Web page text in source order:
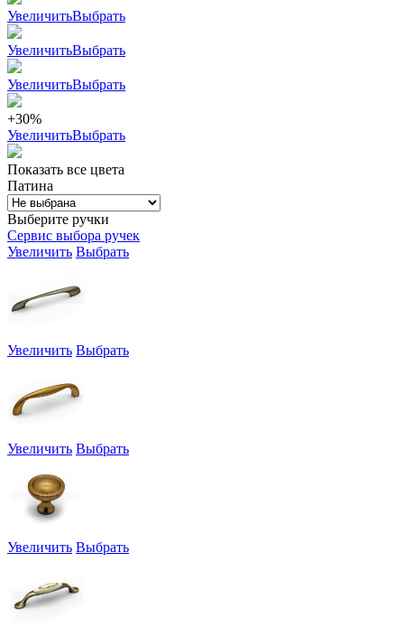
УвеличитьВыбрать
УвеличитьВыбрать
УвеличитьВыбрать
+30%
УвеличитьВыбрать
Показать все цвета
Патина
Выберите ручки
Сервис выбора ручек
Увеличить Выбрать
Увеличить Выбрать
Увеличить Выбрать
Увеличить Выбрать